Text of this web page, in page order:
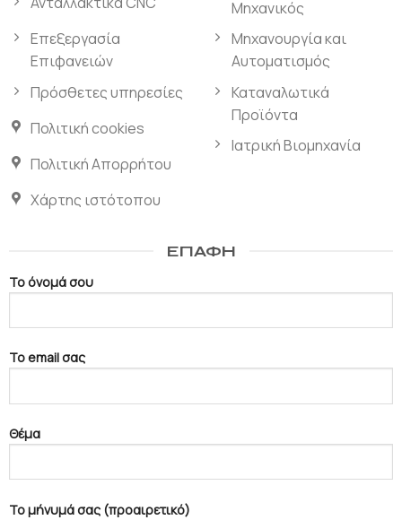
Επεξεργασία
Επιφανειών
Πρόσθετες υπηρεσίες
Πολιτική cookies
Πολιτική Απορρήτου
Χάρτης ιστότοπου
Μηχανικός
Μηχανουργία και
Αυτοματισμός
Καταναλωτικά
Προϊόντα
Ιατρική Βιομηχανία
ΕΠΑΦΉ
Το όνομά σου
Το email σας
Θέμα
Το μήνυμά σας (προαιρετικό)